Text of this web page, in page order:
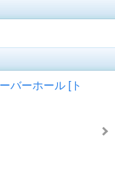
バーホール [ト